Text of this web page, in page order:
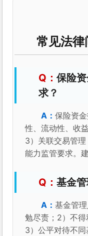
常见法律
保险
求？
保险资
性、流动性、收
3）关联交易管
能力监管要求。
基金
基金管
勉尽责；2）不得
3）公平对待不